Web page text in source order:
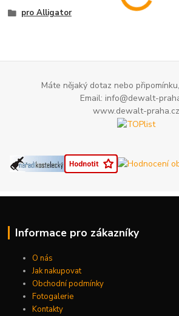
pro Alligator
Máte nějaký dotaz nebo
Email: info@dewalt-
www.dewalt-praha.cz
Informace pro zákazníky
O nás
Jak nakupovat
Obchodní podmínky
Fotogalerie
Kontakty